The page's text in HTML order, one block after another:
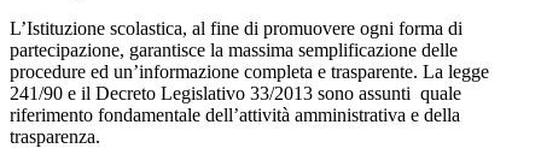
L’Istituzione scolastica, al fine di promuovere ogni forma di
partecipazione, garantisce la massima semplificazione delle
procedure ed un’informazione completa e trasparente. La legge
241/90 e il Decreto Legislativo 33/2013 sono assunti quale
riferimento fondamentale dell’attività amministrativa e della
trasparenza.